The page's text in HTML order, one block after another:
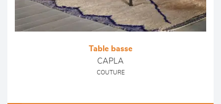
Table basse
CAPLA
COUTURE